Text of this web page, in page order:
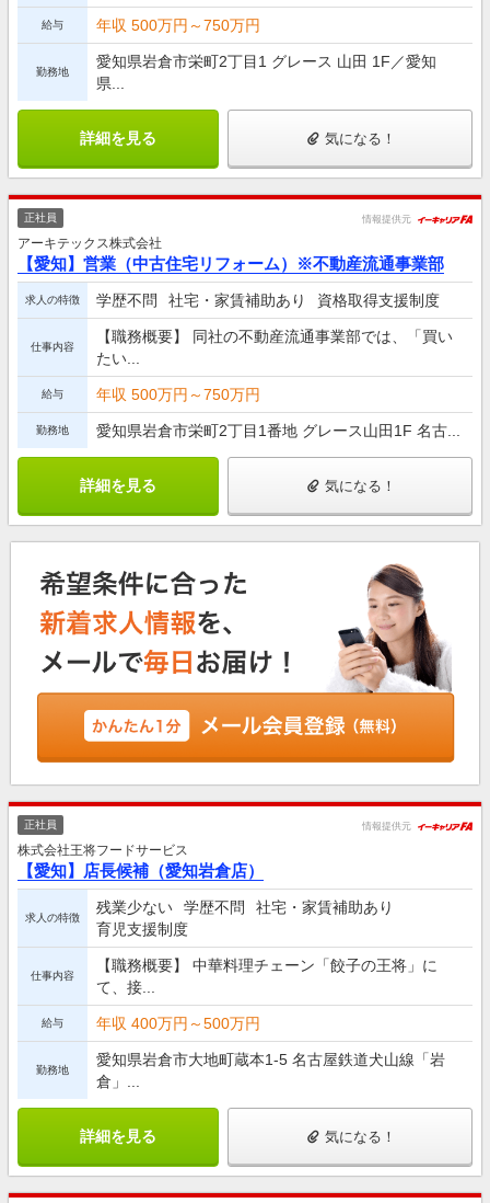
給与 年収 500万円～750万円
勤務地
愛知県岩倉市栄町2丁目1 グレース 山田 1F／愛知
県...
詳細を見る 気になる！
正社員 情報提供元
アーキテックス株式会社
【愛知】営業（中古住宅リフォーム）※不動産流通事業部
求人の特徴 学歴不問 社宅・家賃補助あり 資格取得支援制度
仕事内容
【職務概要】 同社の不動産流通事業部では、「買い
たい...
給与 年収 500万円～750万円
勤務地 愛知県岩倉市栄町2丁目1番地 グレース山田1F 名古...
詳細を見る 気になる！
正社員 情報提供元
株式会社王将フードサービス
【愛知】店長候補（愛知岩倉店）
求人の特徴
残業少ない 学歴不問
社宅・家賃補助あり
育児支援制度
仕事内容
【職務概要】 中華料理チェーン「餃子の王将」に
て、接...
給与 年収 400万円～500万円
勤務地
愛知県岩倉市大地町蔵本1-5 名古屋鉄道犬山線「岩
倉」...
詳細を見る 気になる！